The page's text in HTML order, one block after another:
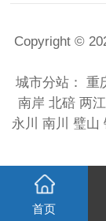
Copyright ©
城市分站： 重
南岸 北碚 两
永川
南川 璧山
首页